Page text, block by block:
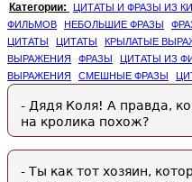
Категории: ЦИТАТЫ И ФРАЗЫ ИЗ
ФИЛЬМОВ
НЕБОЛЬШИЕ ФРАЗЫ
ЦИТАТЫ
ЦИТАТЫ КРЫЛАТЫЕ
ВЫРАЖЕНИЯ
ФРАЗЫ ЦИТАТЫ ИЗ
ВЫРАЖЕНИЯ
СМЕШНЫЕ ФРАЗЫ
- Дядя Коля! А правда,
на кролика похож?
- Ты как тот хозяин,